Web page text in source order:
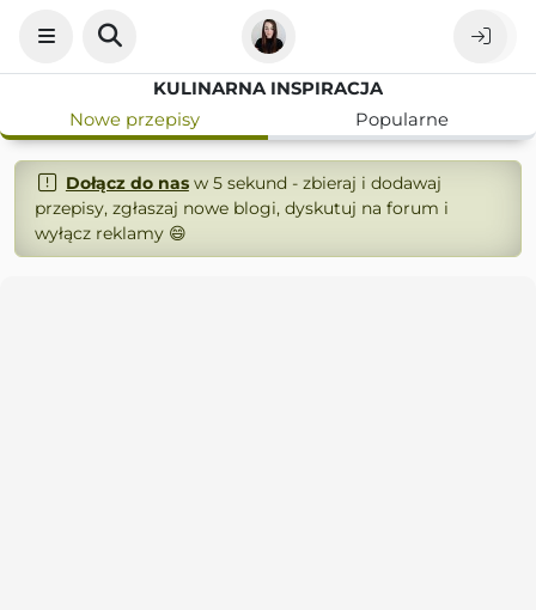
KULINARNA INSPIRACJA
Nowe przepisy
Popularne
Dołącz do nasw 5 sekund - zbieraj i dodawaj
przepisy, zgłaszaj nowe blogi, dyskutuj na forum i
wyłącz reklamy 😄